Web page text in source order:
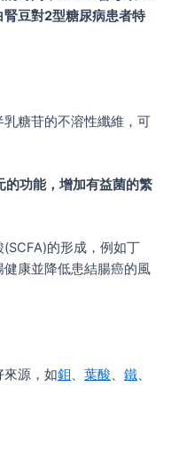
豆對2型糖尿病患者特
糖苷的不溶性纖維，可
功能，增加有益菌的繁
的形成，例如丁
康並降低患結腸癌的風
來源，如鉬、 葉酸、 鐵、